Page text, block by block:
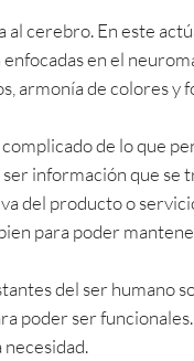
cerebro. En este
en el
armonía de colores y
de lo que
información que se
del producto o
para poder
del ser humano
poder ser